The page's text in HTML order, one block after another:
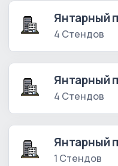
Янтарный
4 Стендов
Янтарный
4 Стендов
Янтарный
1 Стендов